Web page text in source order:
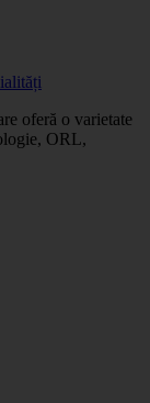
oferă o varietate
ORL,